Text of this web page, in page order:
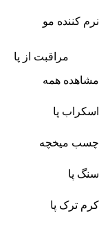
نرم کننده مو
مراقبت از پا
مشاهده همه
اسکراب پا
چسب میخچه
سنگ پا
کرم ترک پا